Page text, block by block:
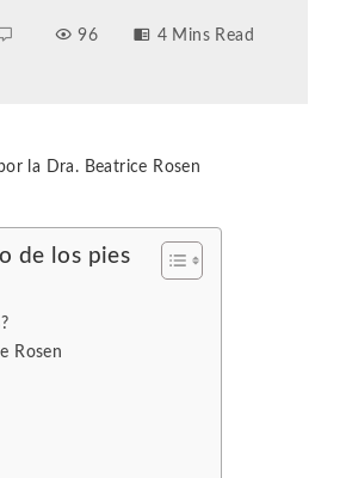
96 4 Mins Read
la Dra. Beatrice Rosen
de los pies
Rosen